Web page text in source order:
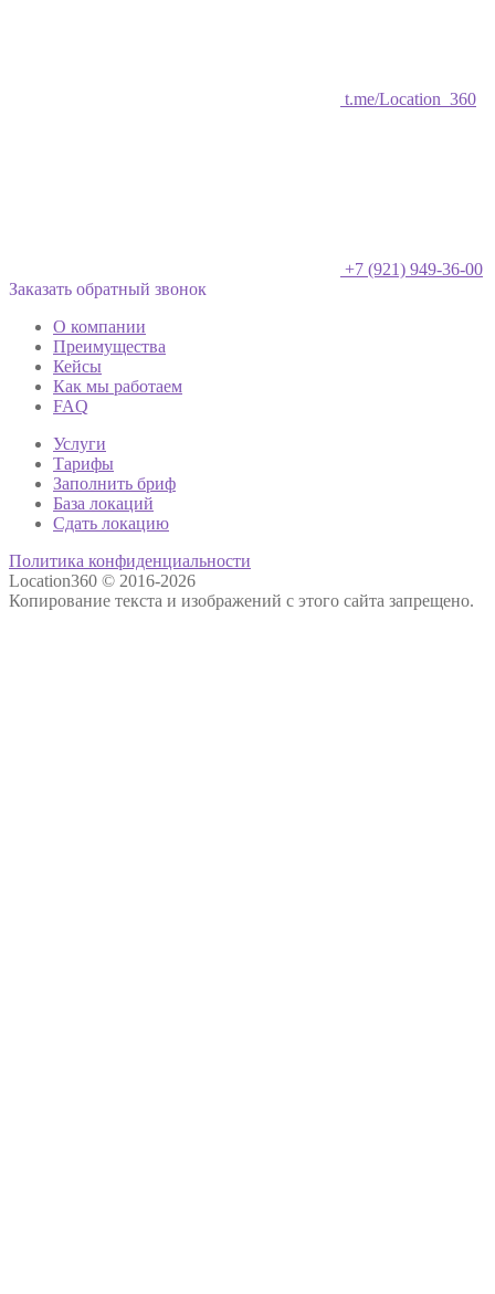
t.me/Location_360
+7 (921) 949-36-00
Заказать обратный звонок
О компании
Преимущества
Кейсы
Как мы работаем
FAQ
Услуги
Тарифы
Заполнить бриф
База локаций
Сдать локацию
Политика конфиденциальности
Location360 © 2016-2026
Копирование текста и изображений с этого сайта запрещено.